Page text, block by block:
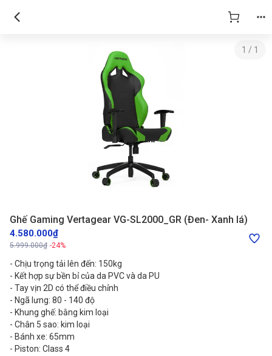
1 / 1
Ghế Gaming Vertagear VG-SL2000_GR (Đen- Xanh lá)
4.580.000₫
5.999.000₫ -24%
- Chịu trọng tải lên đến: 150kg
- Kết hợp sự bền bỉ của da PVC và da PU
- Tay vịn 2D có thể điều chỉnh
- Ngã lưng: 80 - 140 độ
- Khung ghế: bằng kim loại
- Chân 5 sao: kim loại
- Bánh xe: 65mm
- Piston: Class 4